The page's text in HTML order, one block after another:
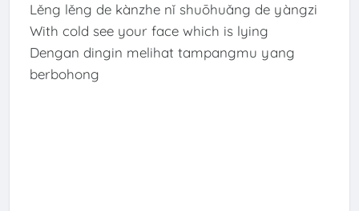
Lěng lěng de kànzhe nǐ shuōhuǎng de yàngzi
With cold see your face which is lying
Dengan dingin melihat tampangmu yang
berbohong